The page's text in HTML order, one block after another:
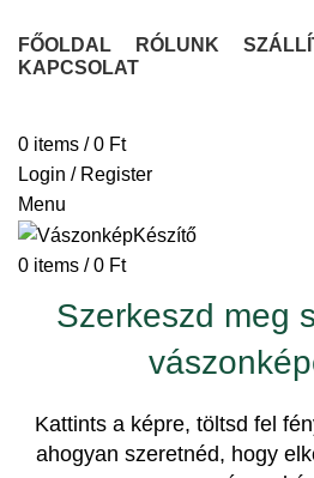
FŐOLDAL RÓLUNK
KAPCSOLAT
0 items / 0 Ft
Login / Register
Menu
0 items / 0 Ft
Szerkeszd meg
Kattints a képre, töltsd fel
ahogyan szeretnéd, hogy